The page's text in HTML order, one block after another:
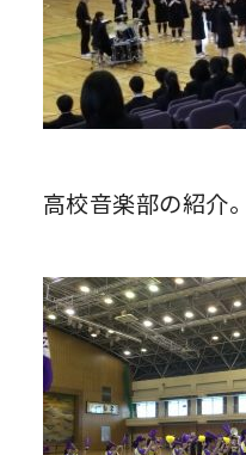
高校音楽部の紹介。